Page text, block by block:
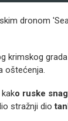
dronom
krimskog grada
oštećenja.
o ruske
stražnji dio